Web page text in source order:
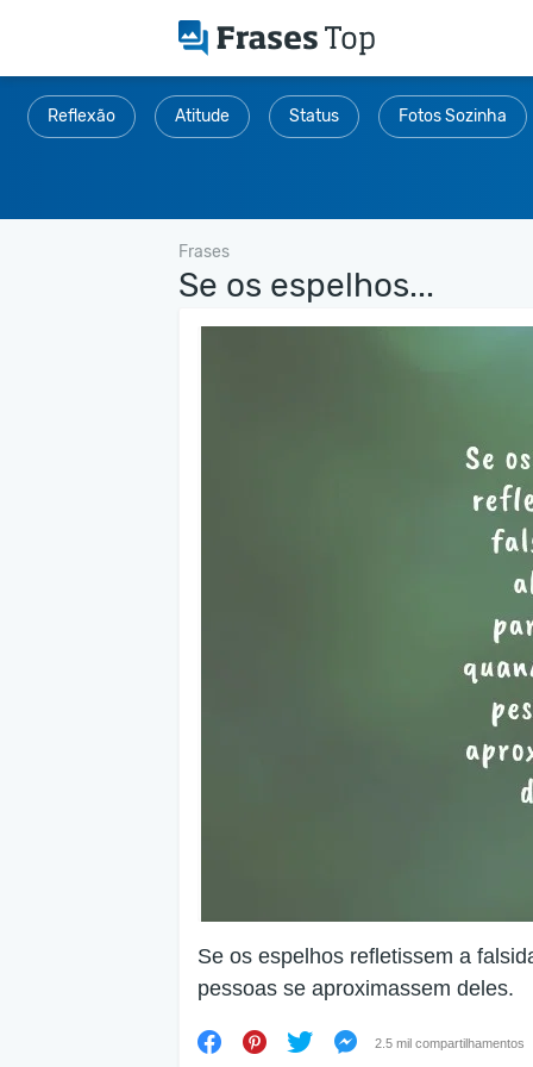
Reflexão Atitude Status Fotos Sozinha
Frases
Se os espelhos...
Se os espelhos refletissem a
pessoas se aproximassem deles.
2.5 mil compartilhamentos